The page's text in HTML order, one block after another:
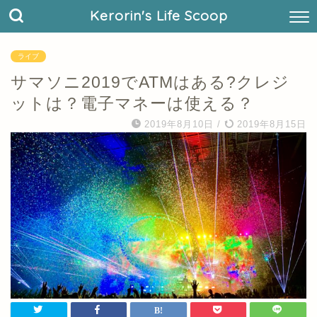
Kerorin's Life Scoop
ライブ
サマソニ2019でATMはある?クレジ
ットは？電子マネーは使える？
2019年8月10日 / 2019年8月15日